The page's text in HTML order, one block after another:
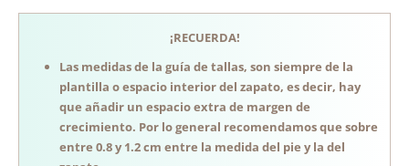
¡RECUERDA!
Las medidas de la guía de tallas, son siempre de la
plantilla o espacio interior del zapato, es decir, hay
que añadir un espacio extra de margen de
crecimiento. Por lo general recomendamos que sobre
entre 0.8 y 1.2 cm entre la medida del pie y la del